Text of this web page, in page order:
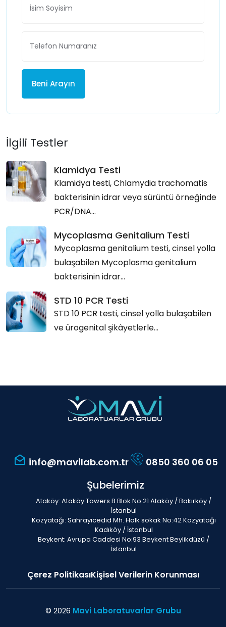
Beni Arayın
İlgili Testler
Klamidya Testi
Klamidya testi, Chlamydia trachomatis
bakterisinin idrar veya sürüntü örneğinde
PCR/DNA...
Mycoplasma Genitalium Testi
Mycoplasma genitalium testi, cinsel yolla
bulaşabilen Mycoplasma genitalium
bakterisinin idrar...
STD 10 PCR Testi
STD 10 PCR testi, cinsel yolla bulaşabilen
ve ürogenital şikâyetlerle...
info@mavilab.com.tr 0850 360 06 05
Şubelerimiz
Ataköy: Ataköy Towers B Blok No:21 Ataköy / Bakırköy /
İstanbul
Kozyatağı: Sahrayıcedid Mh. Halk sokak No:42 Kozyatağı
Kadıköy / İstanbul
Beykent: Avrupa Caddesi No:93 Beykent Beylikdüzü /
İstanbul
Çerez PolitikasıKişisel Verilerin Korunması
© 2026 Mavi Laboratuvarlar Grubu